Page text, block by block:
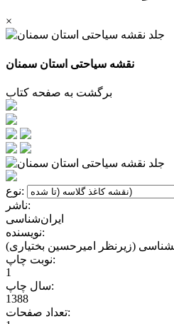
×
نقشه سیاحتی استان سمنان
برگشت به صفحه کتاب
نوع:
ناشر:
ایران‌شناسی
نویسنده:
(زیرنظر امیرحسین بختیاری)
نوبت چاپ:
1
سال چاپ:
1388
تعداد صفحات: